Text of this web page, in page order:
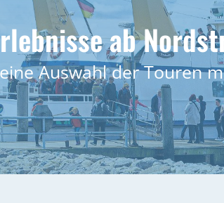
ab
Auswahl der Touren